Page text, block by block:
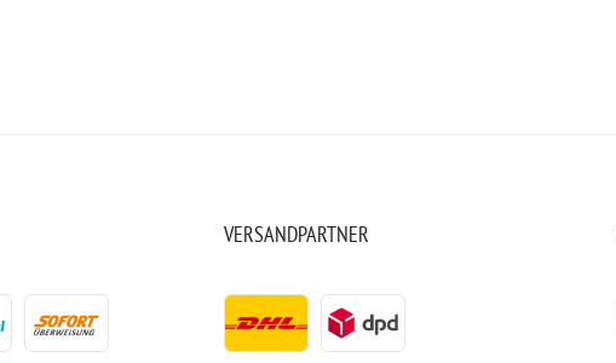
VERSANDPARTNER